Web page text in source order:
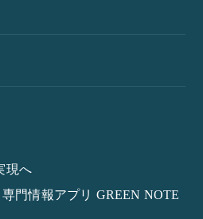
現へ
門情報アプリ GREEN NOTE